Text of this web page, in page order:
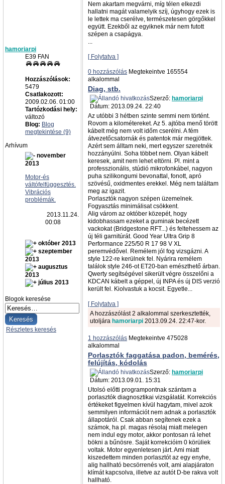
hamoriarpi
E39 FAN
Hozzászólások:
5479
Csatlakozott:
2009.02.06. 01:00
Tartózkodási hely:
változó
Blog: Blog
megtekintése (9)
Arhívum
november
2013
Motor-és
váltófelfüggesztés.
Vibrációs
problémák.
2013.11.24.
00:08
október 2013
szeptember
2013
augusztus
2013
július 2013
Blogok keresése
Részletes keresés
Nem akartam megvárni, míg télen elkezdi
hallatni magát valamelyik szíj, úgyhogy ezek is
le lettek ma cserélve, természetesen görgőkkel
együtt. Ezekből az egyiknek már nem futott
szépen a csapágya.
...
[ Folytatva ]
0 hozzászólás Megtekeintve 165554
alkalommal
Diag, stb.
Szerző: hamoriarpi
Dátum: 2013.09.24. 22:40
Az utóbbi 3 hétben szinte semmi nem történt.
Rovom a kilométereket. Az 5. ajtóba menő törött
kábelt még nem volt időm cserélni. A fém
átvezetőcsatornák és patentok már megjöttek.
Azért sem álltam neki, mert egyszer szeretnék
hozzányúlni. Soha többet nem. Olyan kábelt
keresek, amit nem lehet eltörni. Pl. mint a
professzionális, stúdió mikrofonkábel, nagyon
puha szilikongumi bevonattal, fonott, apró
szövésű, oxidmentes erekkel. Még nem találtam
meg az igazit.
Porlasztók nagyon szépen üzemelnek.
Fogyasztás minimálisat csökkent.
Alig várom az október közepét, hogy
kidobhassam ezeket a guminak becézett
vackokat (Bridgestone RFT...) és feltehessem az
új téli garnitúrát. Good Year Ultra Grip 8
Performance 225/50 R 17 98 V XL
peremvédővel. Remélem jól fog vizsgázni. A
style 122-re kerülnek fel. Nyárira remélem
találok style 246-ot ET20-ban emészthető árban.
Qwerty segítségével sikerült végre összelőni a
KDCAN kábelt a géppel, új INPA és új DIS verzió
került fel. Kiolvastuk a kocsit. Egyetle...
[ Folytatva ]
A hozzászólást 2 alkalommal szerkesztették,
utoljára hamoriarpi 2013.09.24. 22:47-kor.
1 hozzászólás Megtekeintve 475028
alkalommal
Porlasztók faggatása padon, bemérés,
felújítás, kódolás
Szerző: hamoriarpi
Dátum: 2013.09.01. 15:31
Utolsó előtti programpontnak szántam a
porlasztók diagnosztikai vizsgálatát. Korrekciós
értékeket figyelmen kívül hagytam, mivel azok
semmilyen információt nem adnak a porlasztók
állapotáról. Csak abban segítenek ezek a
számok, ha pl. magas résolaj miatt melegen
nem indul egy motor, akkor pontosan rá lehet
bökni a bűnösre. Saját korrekcióim 0 körüliek
voltak. Motor egyenletesen járt. Ami miatt
kiszedettem minden porlasztót az egy enyhe,
alig hallható becsörrenés volt, ami alapjáraton
klímát kapcsolva, illetve az autót D-be rakva volt
hallható.